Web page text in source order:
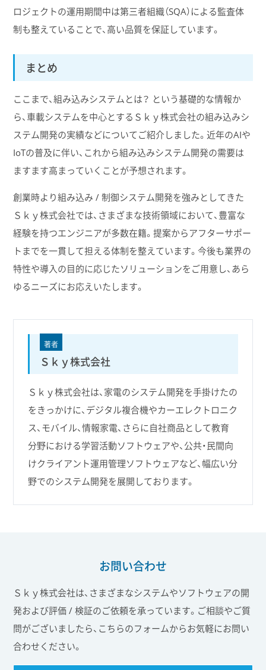
ロジェクトの運用期間中は第三者組織（SQA）による監査体
制も整えていることで、高い品質を保証しています。
まとめ
ここまで、組み込みシステムとは？ という基礎的な情報か
ら、車載システムを中心とするＳｋｙ株式会社の組み込みシ
ステム開発の実績などについてご紹介しました。近年のAIや
IoTの普及に伴い、これから組み込みシステム開発の需要は
ますます高まっていくことが予想されます。
創業時より組み込み / 制御システム開発を強みとしてきた
Ｓｋｙ株式会社では、さまざまな技術領域において、豊富な
経験を持つエンジニアが多数在籍。提案からアフターサポー
トまでを一貫して担える体制を整えています。今後も業界の
特性や導入の目的に応じたソリューションをご用意し、あら
ゆるニーズにお応えいたします。
著者
Ｓｋｙ株式会社
Ｓｋｙ株式会社は、家電のシステム開発を手掛けたの
をきっかけに、デジタル複合機やカーエレクトロニク
ス、モバイル、情報家電、さらに自社商品として教育
分野における学習活動ソフトウェアや、公共・民間向
けクライアント運用管理ソフトウェアなど、幅広い分
野でのシステム開発を展開しております。
お問い合わせ
Ｓｋｙ株式会社は、さまざまなシステムやソフトウェアの開
発および評価 / 検証のご依頼を承っています。ご相談やご質
問がございましたら、こちらのフォームからお気軽にお問い
合わせください。